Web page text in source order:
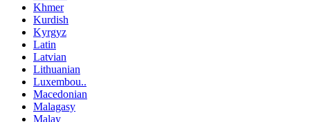
Khmer
Kurdish
Kyrgyz
Latin
Latvian
Lithuanian
Luxembou..
Macedonian
Malagasy
Malay